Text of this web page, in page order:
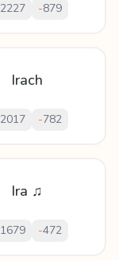
2227 -879
Irach
2017 -782
Ira ♫
1679 -472